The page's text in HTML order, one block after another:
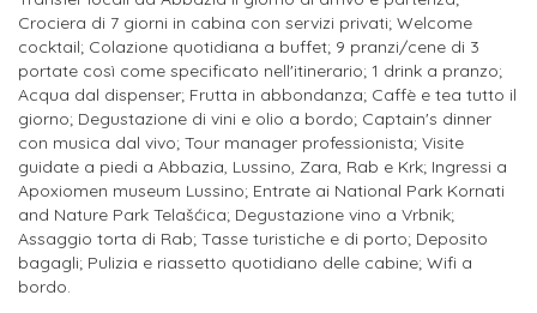
Crociera di 7 giorni in cabina con servizi privati; Welcome
cocktail; Colazione quotidiana a buffet; 9 pranzi/cene di 3
portate così come specificato nell'itinerario; 1 drink a pranzo;
Acqua dal dispenser; Frutta in abbondanza; Caffè e tea tutto il
giorno; Degustazione di vini e olio a bordo; Captain's dinner
con musica dal vivo; Tour manager professionista; Visite
guidate a piedi a Abbazia, Lussino, Zara, Rab e Krk; Ingressi a
Apoxiomen museum Lussino; Entrate ai National Park Kornati
and Nature Park Telašćica; Degustazione vino a Vrbnik;
Assaggio torta di Rab; Tasse turistiche e di porto; Deposito
bagagli; Pulizia e riassetto quotidiano delle cabine; Wifi a
bordo.